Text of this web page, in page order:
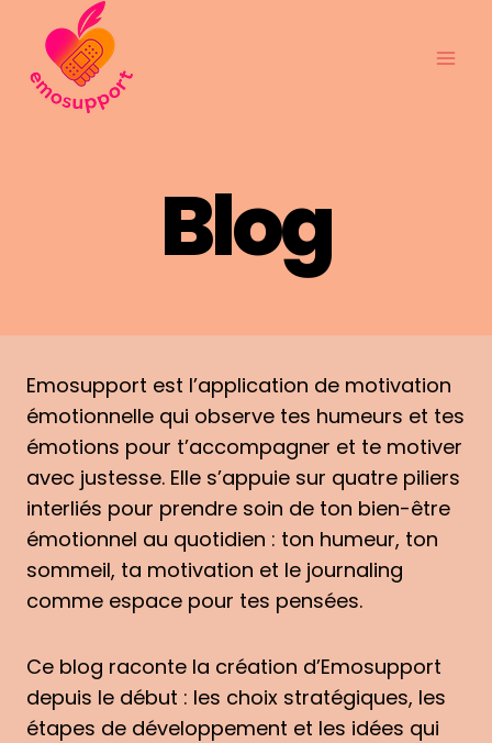
contenu
Blog
Emosupport est l’application de motivation
émotionnelle qui observe tes humeurs et tes
émotions pour t’accompagner et te motiver
avec justesse. Elle s’appuie sur quatre piliers
interliés pour prendre soin de ton bien-être
émotionnel au quotidien : ton humeur, ton
sommeil, ta motivation et le journaling
comme espace pour tes pensées.
Ce blog raconte la création d’Emosupport
depuis le début : les choix stratégiques, les
étapes de développement et les idées qui